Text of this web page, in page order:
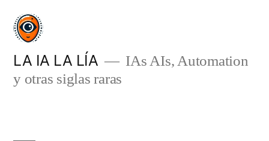
Saltar
contenido
LA IA LA LÍA
IAs AIs, Automation
y otras siglas raras